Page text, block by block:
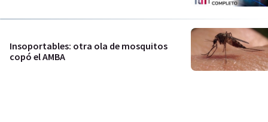
Insoportables: otra ola de mosquitos
copó el AMBA